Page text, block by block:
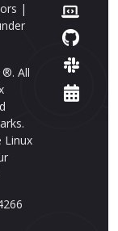
|
All
Linux